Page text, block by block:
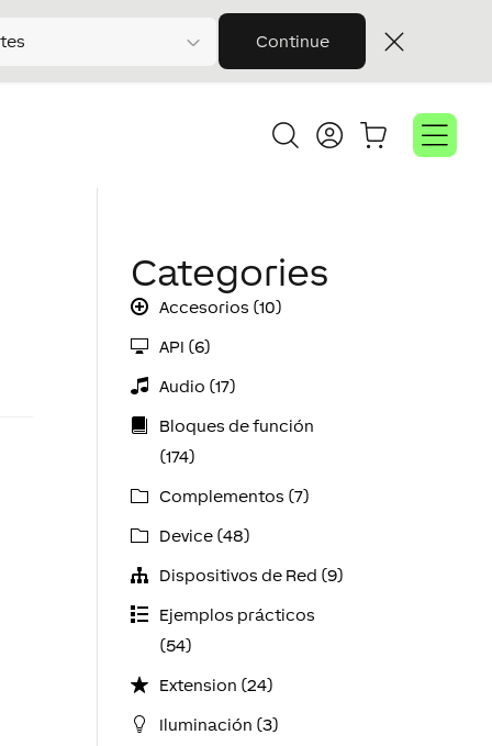
Continue
Categories
Accesorios (10)
API (6)
Audio (17)
Bloques de función
(174)
Complementos (7)
Device (48)
Dispositivos de Red (9)
Ejemplos prácticos
(54)
Extension (24)
Iluminación (3)